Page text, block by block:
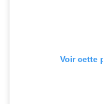
Voir cette